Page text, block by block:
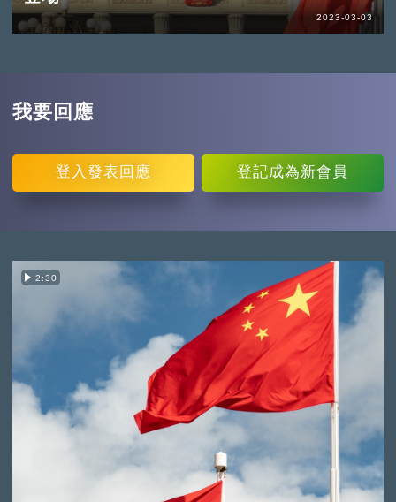
2023-03-03
我要回應
登入 發表回應 登記成為新會員
2:30